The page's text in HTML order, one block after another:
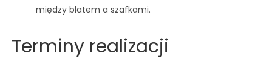
między blatem a szafkami.
Terminy realizacji